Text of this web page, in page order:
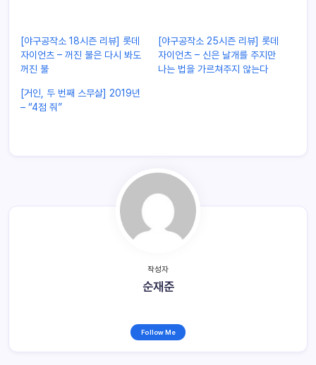
[야구공작소 18시즌 리뷰] 롯데
자이언츠 – 꺼진 불은 다시 봐도
꺼진 불
[야구공작소 25시즌 리뷰] 롯데
자이언츠 – 신은 날개를 주지만
나는 법을 가르쳐주지 않는다
[거인, 두 번째 스무살] 2019년
– “4점 줘”
작성자
순재준
Follow Me